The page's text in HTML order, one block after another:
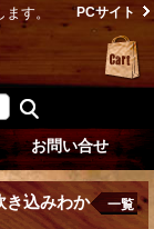
す。 PCサイト
お問い合せ
き込みわか
一覧